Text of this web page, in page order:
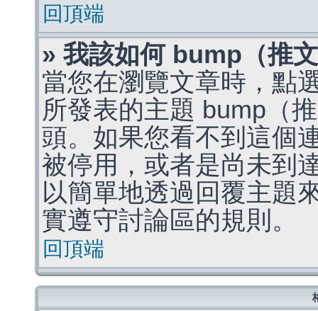
回頂端
» 我該如何 bump（推
當您在瀏覽文章時，點
所發表的主題 bump（
頭。如果您看不到這個
被停用，或者是尚未到
以簡單地透過回覆主題
實遵守討論區的規則。
回頂端